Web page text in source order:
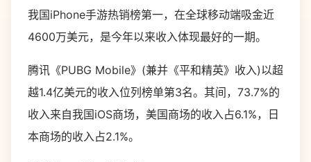
我国iPhone手游热销榜第一，在全球移动端吸金近
4600万美元，是今年以来收入体现最好的一期。
腾讯《PUBG Mobile》(兼并《平和精英》收入)以超
越1.4亿美元的收入位列榜单第3名。其间，73.7%的
收入来自我国iOS商场，美国商场的收入占6.1%，日
本商场的收入占2.1%。